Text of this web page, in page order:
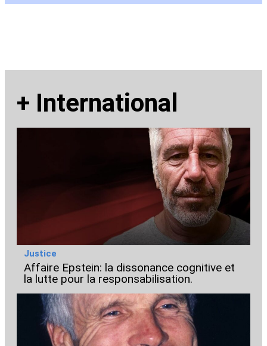
+ International
Justice
Affaire Epstein: la dissonance cognitive et
la lutte pour la responsabilisation.